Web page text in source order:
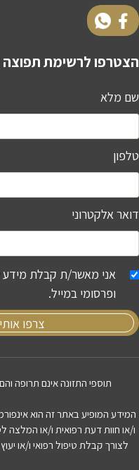
הצטרפו לרשימת תפוצה
שם מלא
טלפון
דואר אלקטרוני
אני מאשר/ת קבלת מידע
ופרסומי במייל.
צרפו
תוספי התזונה אינם תרופה
המידע המופיע באתר זה הוא
ו/או חוות דעת רפואית ו/או המלצה
לצורך קבלת טיפול רפואי ו/או